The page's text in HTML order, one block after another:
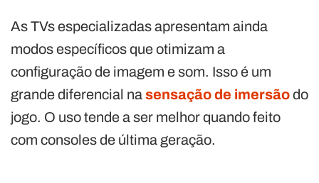
As TVs especializadas apresentam ainda
modos específicos que otimizam a
configuração de imagem e som. Isso é um
grande diferencial nasensação de imersãodo
jogo. O uso tende a ser melhor quando feito
com consoles de última geração.